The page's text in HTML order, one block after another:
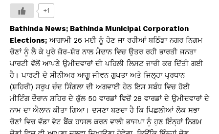
at
s
A
p
p
c
e
b
o
o
k
y
Li
n
k
e
+1
Bathinda News; Bathinda Municipal Corporation
Elections; ਆਗਾਮੀ 26 ਮਈ ਨੂੰ ਹੋਣ ਜਾ ਰਹੀਆਂ ਬਠਿੰਡਾ ਨਗਰ ਨਿਗਮ
ਚੋਣਾਂ ਨੂੰ ਲੈ ਕੇ ਪੂਰੇ ਜ਼ੋਰ-ਸ਼ੋਰ ਨਾਲ ਮੈਦਾਨ ਵਿਚ ਉਤਰ ਰਹੀ ਭਾਰਤੀ ਜਨਤਾ
ਪਾਰਟੀ ਵੱਲੋਂ ਆਪਣੇ ਉਮੀਦਵਾਰਾਂ ਦੀ ਪਹਿਲੀ ਲਿਸਟ ਜਾਰੀ ਕਰ ਦਿੱਤੀ ਗਈ
ਹੈ। ਪਾਰਟੀ ਦੇ ਸੀਨੀਅਰ ਆਗੂ ਜੀਵਨ ਗੁਪਤਾ ਅਤੇ ਜਿਲ੍ਹਾ ਪ੍ਰਧਾਨ
(ਸ਼ਹਿਰੀ) ਸਰੂਪ ਚੰਦ ਸਿੰਗਲਾ ਦੀ ਅਗਵਾਈ ਹੇਠ ਇਸ ਸਬੰਧ ਵਿਚ ਹੋਈ
ਮੀਟਿੰਗ ਦੌਰਾਨ ਸ਼ਹਿਰ ਦੇ ਕੁੱਲ 50 ਵਾਰਡਾਂ ਵਿਚੋਂ 28 ਵਾਰਡਾਂ ਦੇ ਉਮੀਦਵਾਰਾਂ ਦੇ
ਨਾਮ ਦਾ ਐਲਾਨ ਕੀਤਾ ਗਿਆ। ਦਸਣਾ ਬਣਦਾ ਹੈ ਕਿ ਪਿਛਲੀਆਂ ਲੋਕ ਸਭਾ
ਚੋਣਾਂ ਵਿਚ ਵੱਡਾ ਵੋਟ ਬੈਂਕ ਹਾਸਲ ਕਰਨ ਵਾਲੀ ਭਾਜਪਾ ਨੂੰ ਹੁਣ ਇੰਨ੍ਹਾਂ ਨਿਗਮ